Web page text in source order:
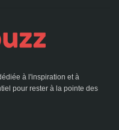
à l'inspiration et à
pour rester à la pointe des